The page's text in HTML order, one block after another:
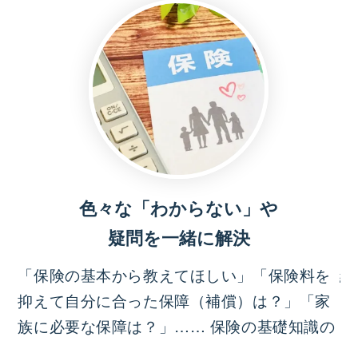
色々な「わからない」や
疑問を一緒に解決
「保険の基本から教えてほしい」「保険料を
抑えて自分に合った保障（補償）は？」「家
族に必要な保障は？」…… 保険の基礎知識の